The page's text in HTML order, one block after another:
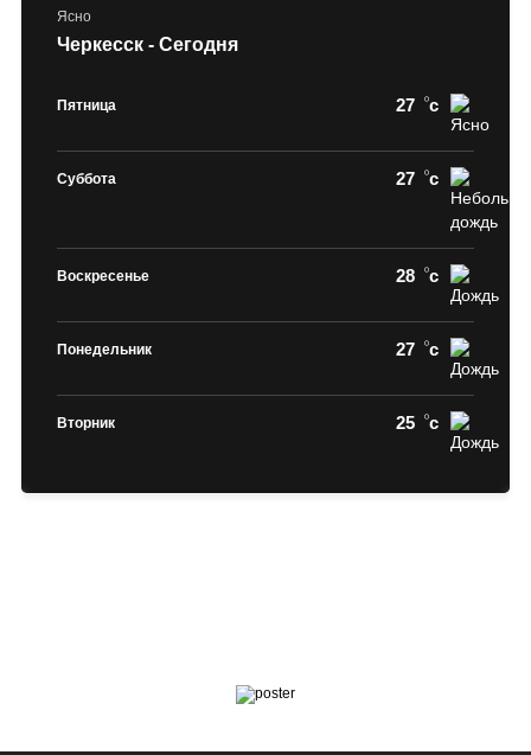
Ясно
Черкесск - Сегодня
Пятница 27 c
Суббота 27 c
Воскресенье 28 c
Понедельник 27 c
Вторник 25 c